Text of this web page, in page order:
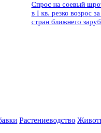
Спрос на соевый
в I кв. резко возрос
стран ближнего
Растениеводство